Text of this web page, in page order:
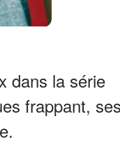
dans la série
frappant, ses